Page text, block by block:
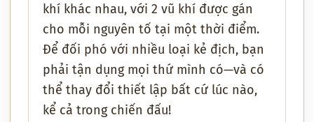
khí khác nhau, với 2 vũ khí được gán
cho mỗi nguyên tố tại một thời điểm.
Để đối phó với nhiều loại kẻ địch, bạn
phải tận dụng mọi thứ mình có—và có
thể thay đổi thiết lập bất cứ lúc nào,
kể cả trong chiến đấu!